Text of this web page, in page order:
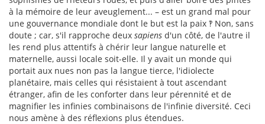
à la mémoire de leur aveuglement... – est un grand mal pour
une gouvernance mondiale dont le but est la paix ‽ Non, sans
doute ; car, s'il rapproche deux sapiens d'un côté, de l'autre il
les rend plus attentifs à chérir leur langue naturelle et
maternelle, aussi locale soit-elle. Il y avait un monde qui
portait aux nues non pas la langue tierce, l'idiolecte
planétaire, mais celles qui résistaient à tout ascendant
étranger, afin de les conforter dans leur pérennité et de
magnifier les infinies combinaisons de l'infinie diversité. Ceci
nous amène à des réflexions plus étendues.